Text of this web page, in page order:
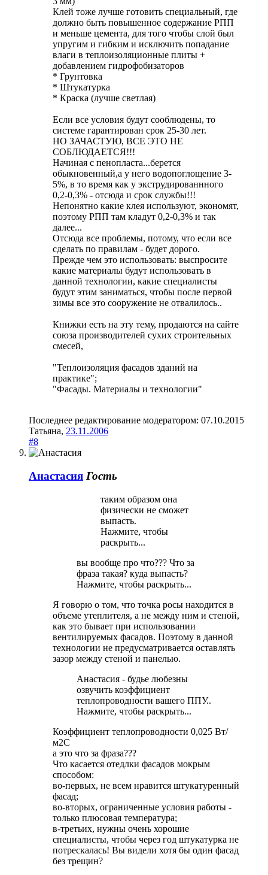
Клей тоже лучше готовить специальный, где
должно быть повышенное содержание РПП
и меньше цемента, для того чтобы слой был
упругим и гибким и исключить попадание
влаги в теплоизоляционные плиты +
добавлением гидрофобизаторов
* Грунтовка
* Штукатурка
* Краска (лучше светлая)
Если все условия будут сооблюдены, то
системе гарантирован срок 25-30 лет.
НО ЗАЧАСТУЮ, ВСЕ ЭТО НЕ
СОБЛЮДАЕТСЯ!!!
Начиная с пенопласта...берется
обыкновенный,а у него водопоглощение 3-
5%, в то время как у экструдированнного
0,2-0,3% - отсюда и срок службы!!!
Непонятно какие клея используют, экономят,
поэтому РПП там кладут 0,2-0,3% и так
далее...
Отсюда все проблемы, потому, что если все
сделать по правилам - будет дорого.
Прежде чем это использовать: выспросите
какие материалы будут использовать в
данной технологии, какие специалисты
будут этим заниматься, чтобы после первой
зимы все это сооружение не отвалилось..
Книжки есть на эту тему, продаются на сайте
союза производителей сухих строительных
смесей,
"Теплоизоляция фасадов зданий на
практике";
"Фасады. Материалы и технологии"
Последнее редактирование модератором: 07.10.2015
Татьяна, 23.11.2006
#8
Анастасия Гость
таким образом она
физически не сможет
выпасть.
Нажмите, чтобы
раскрыть...
вы вообще про что??? Что за
фраза такая? куда выпасть?
Нажмите, чтобы раскрыть...
Я говорю о том, что точка росы находится в
объеме утеплителя, а не между ним и стеной,
как это бывает при использовании
вентилируемых фасадов. Поэтому в данной
технологии не предусматривается оставлять
зазор между стеной и панелью.
Анастасия - будье любезны
озвучить коэффициент
теплопроводности вашего ППУ..
Нажмите, чтобы раскрыть...
Коэффициент теплопроводности 0,025 Вт/
м2С
а это что за фраза???
Что касается отедлки фасадов мокрым
способом:
во-первых, не всем нравится штукатуренный
фасад;
во-вторых, ограниченные условия работы -
только плюсовая температура;
в-третьих, нужны очень хорошие
специалисты, чтобы через год штукатурка не
потрескалась! Вы видели хотя бы один фасад
без трещин?